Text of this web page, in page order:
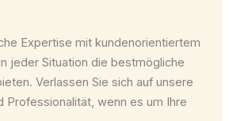
Expertise mit kundenorientiertem
jeder Situation die bestmögliche
Verlassen Sie sich auf unsere
Professionalität, wenn es um Ihre